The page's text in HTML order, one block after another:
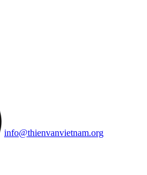
info@thienvanvietnam.org